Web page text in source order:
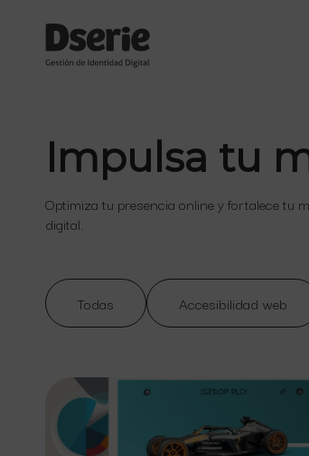
Impulsa tu
Optimiza tu presencia online y fortalece tu
digital.
Todas Accesibilidad web